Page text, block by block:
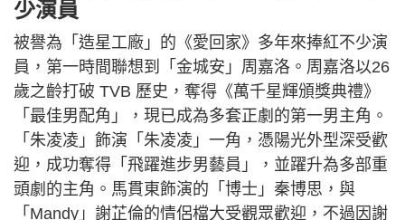
少演員
被譽為「造星工廠」的《愛回家》多年來捧紅不少演
員，第一時間聯想到「金城安」周嘉洛。周嘉洛以26
歲之齡打破 TVB 歷史，奪得《萬千星輝頒獎典禮》
「最佳男配角」，現已成為多套正劇的第一男主角。
「朱凌凌」飾演「朱凌凌」一角，憑陽光外型深受歡
迎，成功奪得「飛躍進步男藝員」，並躍升為多部重
頭劇的主角。馬貫東飾演的「博士」秦博思，與
「Mandy」謝芷倫的情侶檔大受觀眾歡迎，不過因謝